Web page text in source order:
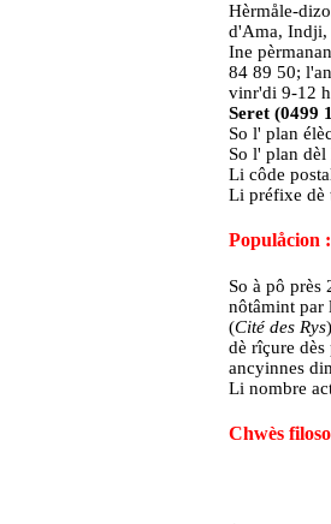
Hèrmåle-
d'Ama, Indji,
Ine
84 89 50;
vinr'di 9-12
Seret (0499
So l' plan
So l' plan
Li côde
Li préfixe dè
Populåcion :
So à pô près
nôtâmint par
(Cité des Rys
dè rîçure dès
ancyinnes
Li nombre
Chwès